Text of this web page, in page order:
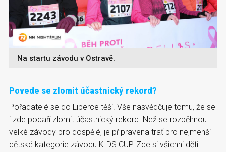
Na startu závodu v Ostravě.
Povede se zlomit účastnický rekord?
Pořadatelé se do Liberce těší. Vše nasvědčuje tomu, že se
i zde podaří zlomit účastnický rekord. Než se rozběhnou
velké závody pro dospělé, je připravena trať pro nejmenší
dětské kategorie závodu KIDS CUP. Zde si všichni děti